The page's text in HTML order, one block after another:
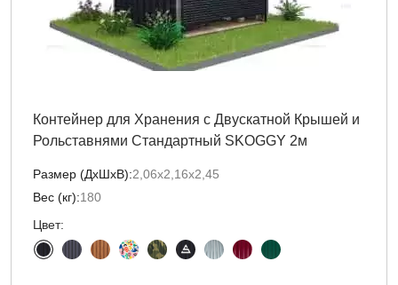
Контейнер для Хранения с Двускатной Крышей и
Рольставнями Стандартный SKOGGY 2м
Размер (ДxШxВ):2,06х2,16х2,45
Вес (кг):180
Цвет: